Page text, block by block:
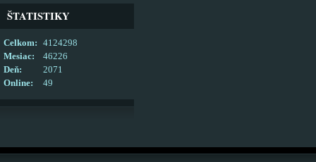
ŠTATISTIKY
Online: 49
Celkom:
4124298
Mesiac:
46226
Deň:
2071